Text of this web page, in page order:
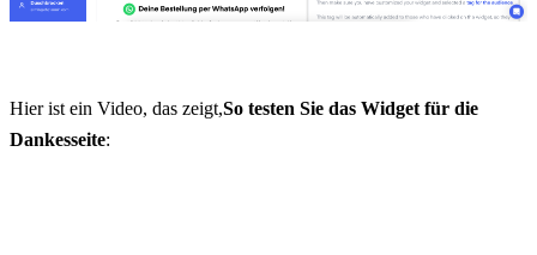
Hier ist ein Video, das zeigt,So testen Sie das Widget für die
Dankesseite: